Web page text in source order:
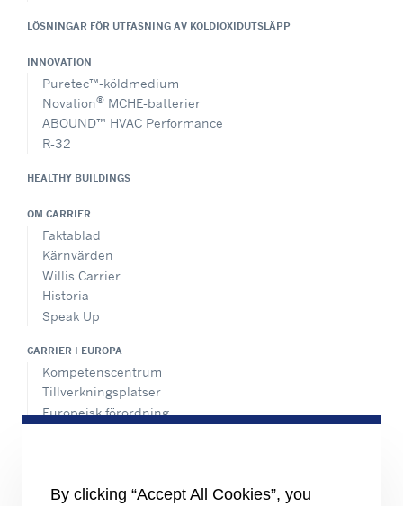
LÖSNINGAR FÖR UTFASNING AV KOLDIOXIDUTSLÄPP
INNOVATION
Puretec™-köldmedium
Novation® MCHE-batterier
ABOUND™ HVAC Performance
R-32
HEALTHY BUILDINGS
OM CARRIER
Faktablad
Kärnvärden
Willis Carrier
Historia
Speak Up
CARRIER I EUROPA
Kompetenscentrum
Tillverkningsplatser
Europeisk förordning
Försäljningskontor i Europa
By clicking “Accept All Cookies”, you